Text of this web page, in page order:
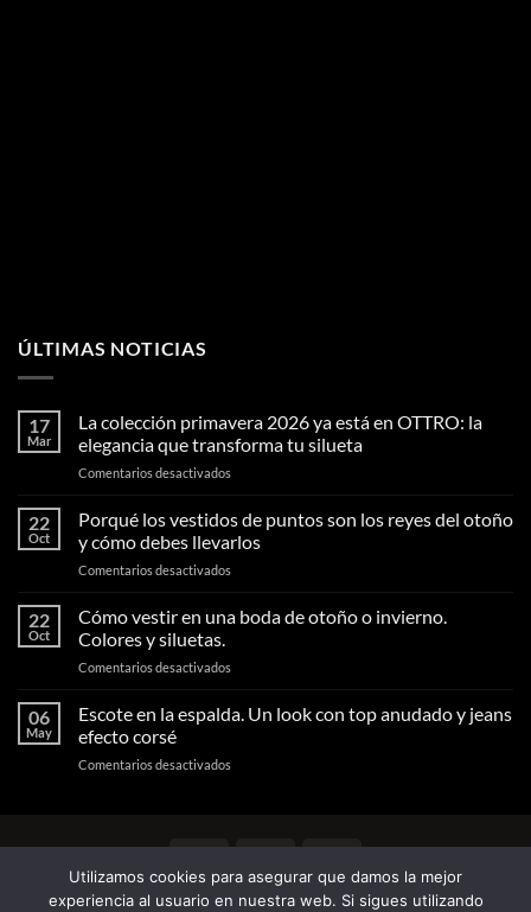
ÚLTIMAS NOTICIAS
17
Mar
La colección primavera 2026 ya está en OTTRO: la
elegancia que transforma tu silueta
Comentarios desactivadosen
colección
primavera
2026
ya
en
elegancia
transforma
22
Oct
Porqué los vestidos de puntos son los reyes del otoño
y cómo debes llevarlos
Comentarios desactivadosen
los
vestidos
puntos
los
otoño
llevarlos
22
Oct
Cómo vestir en una boda de otoño o invierno.
Colores y siluetas.
Comentarios desactivadosen
vestir
en
boda
invierno.
y
siluetas.
06
May
Escote en la espalda. Un look con top anudado y jeans
efecto corsé
Comentarios desactivadosen
espalda.
look
con
Electron
BLOG CONTACTO AVISO LEGAL
FAQS
Utilizamos cookies para asegurar que damos la mejor
experiencia al usuario en nuestra web. Si sigues utilizando